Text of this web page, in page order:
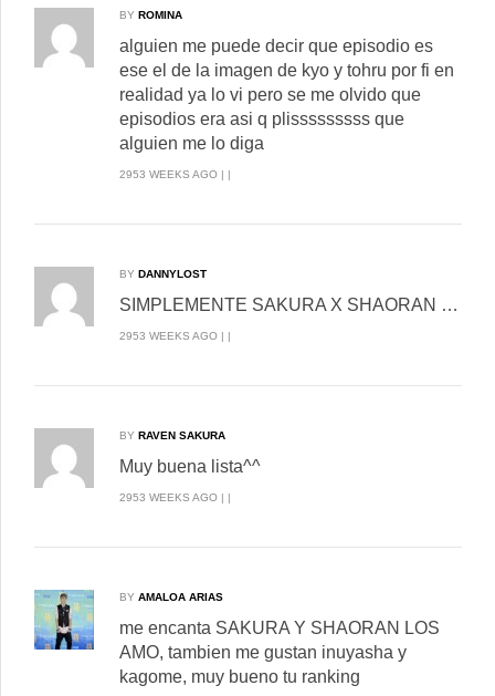
BY ROMINA
alguien me puede decir que episodio es
ese el de la imagen de kyo y tohru por fi en
realidad ya lo vi pero se me olvido que
episodios era asi q plisssssssss que
alguien me lo diga
2953 WEEKS AGO | |
BY DANNYLOST
SIMPLEMENTE SAKURA X SHAORAN …
2953 WEEKS AGO | |
BY RAVEN SAKURA
Muy buena lista^^
2953 WEEKS AGO | |
BY AMALOA ARIAS
me encanta SAKURA Y SHAORAN LOS
AMO, tambien me gustan inuyasha y
kagome, muy bueno tu ranking